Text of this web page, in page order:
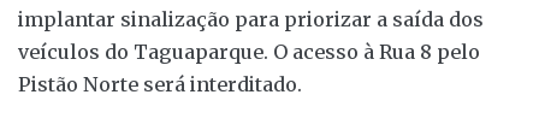
implantar sinalização para priorizar a saída dos
veículos do Taguaparque. O acesso à Rua 8 pelo
Pistão Norte será interditado.